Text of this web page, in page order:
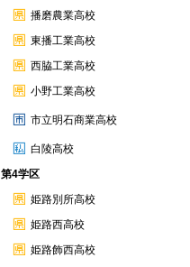
播磨農業高校
東播工業高校
西脇工業高校
小野工業高校
市立明石商業高校
白陵高校
第4学区
姫路別所高校
姫路西高校
姫路飾西高校